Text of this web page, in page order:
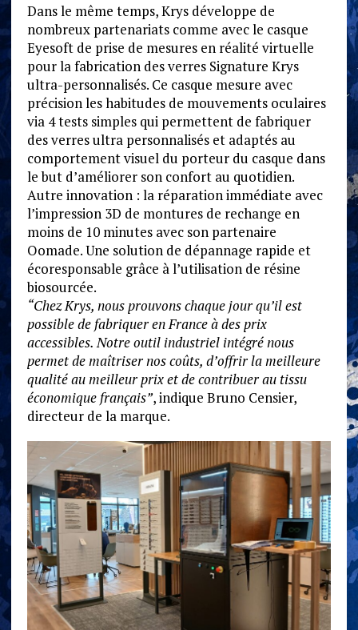
Dans le même temps, Krys développe de
nombreux partenariats comme avec le casque
Eyesoft de prise de mesures en réalité virtuelle
pour la fabrication des verres Signature Krys
ultra-personnalisés. Ce casque mesure avec
précision les habitudes de mouvements oculaires
via 4 tests simples qui permettent de fabriquer
des verres ultra personnalisés et adaptés au
comportement visuel du porteur du casque dans
le but d’améliorer son confort au quotidien.
Autre innovation : la réparation immédiate avec
l’impression 3D de montures de rechange en
moins de 10 minutes avec son partenaire
Oomade. Une solution de dépannage rapide et
écoresponsable grâce à l’utilisation de résine
biosourcée.
“Chez Krys, nous prouvons chaque jour qu’il est
possible de fabriquer en France à des prix
accessibles. Notre outil industriel intégré nous
permet de maîtriser nos coûts, d’offrir la meilleure
qualité au meilleur prix et de contribuer au tissu
économique français”, indique Bruno Censier,
directeur de la marque.